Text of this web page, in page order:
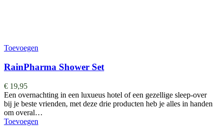
Toevoegen
RainPharma Shower Set
€ 19,95
Een overnachting in een luxueus hotel of een gezellige sleep-over
bij je beste vrienden, met deze drie producten heb je alles in handen
om overal…
Toevoegen